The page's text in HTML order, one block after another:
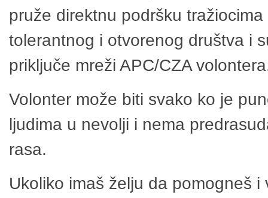
pruže direktnu podršku
tolerantnog i otvorenog društva i
priključe mreži APC/CZA
Volonter može biti svako ko je
ljudima u nevolji i nema
rasa.
Ukoliko imaš želju da pomogneš